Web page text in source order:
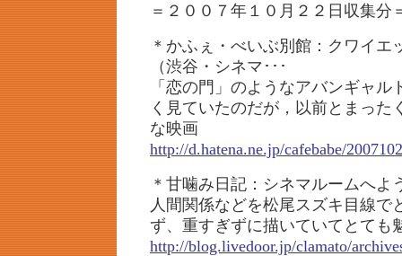
＝２００７年１０月２２日収集分
＊かふぇ・べいぶ別館：クワイエ
（渋谷・シネマ･･･
「恋の門」のようなアバンギャ
く見ていたのだが，以前とまった
な映画
http://d.hatena.ne.jp/cafebabe/
＊甘噛み日記：シネマルームへよ
人間関係などを松尾スズキ目線で
ず、重すぎずに描いていてとても
http://blog.livedoor.jp/clamato/